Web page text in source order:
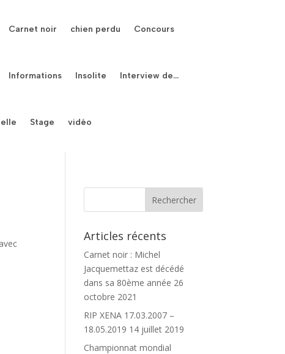
Carnet noir chien perdu Concours
Informations Insolite Interview de…
Stage vidéo
Articles récents
Carnet noir : Michel
Jacquemettaz est décédé
dans sa 80ème année 26
octobre 2021
RIP XENA 17.03.2007 –
18.05.2019 14 juillet 2019
Championnat mondial